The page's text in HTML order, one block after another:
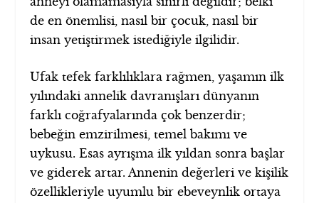
de en önemlisi, nasıl bir çocuk, nasıl bir
insan yetiştirmek istediğiyle ilgilidir.
Ufak tefek farklılıklara rağmen, yaşamın ilk
yılındaki annelik davranışları dünyanın
farklı coğrafyalarında çok benzerdir;
bebeğin emzirilmesi, temel bakımı ve
uykusu. Esas ayrışma ilk yıldan sonra başlar
ve giderek artar. Annenin değerleri ve kişilik
özellikleriyle uyumlu bir ebeveynlik ortaya